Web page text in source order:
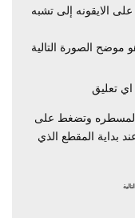
الايقونه إلى تشبه
موضح الصورة التالية
اي تعليق
وتضغط على
بداية المقطع الذي